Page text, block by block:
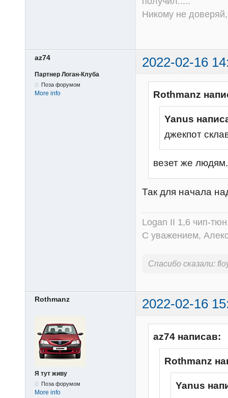
Никому не
az74 2022-02-16
Партнер Логан-Клуба
Поза форумом
More info Rothmanz
Yanus
джекпот
везет же
Так для начала
Logan II 1,6 чип-
С уважением,
Спасибо сказали:
Rothmanz 2022-02-16
Я тут живу
Поза форумом
More info
az74 написав:
Rothmanz
Yanus